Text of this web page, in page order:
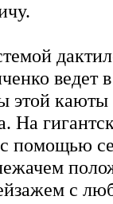
этой
На
помощью
с